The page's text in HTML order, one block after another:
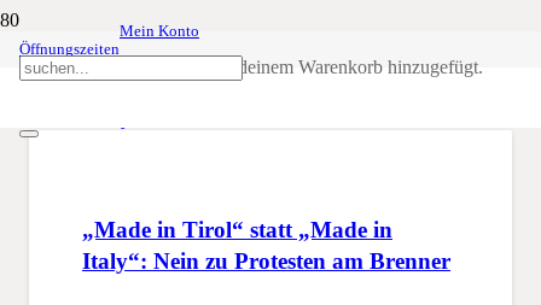
Öffnungszeiten
Mein Konto
wurde deinem Warenkorb hinzugefügt.
Made in Italy
„Made in Tirol“ statt „Made in
Italy“: Nein zu Protesten am Brenner